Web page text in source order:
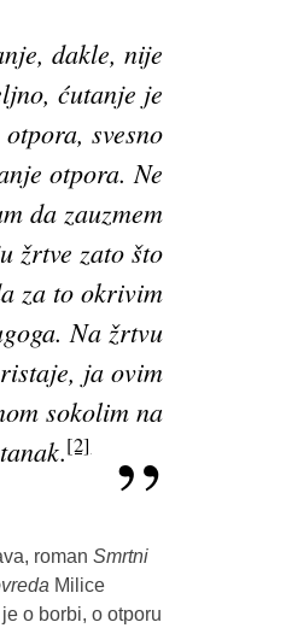
dakle, nije
ćutanje je
svesno
otpora. Ne
da zauzmem
žrtve zato što
za to okrivim
Na žrtvu
ja ovim
sokolim na
.[2]
roman Smrtni
Milice
o borbi, o otporu